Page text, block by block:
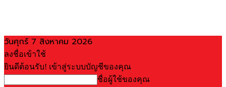
วันศุกร์ 7 สิงหาคม 2026
ลงชื่อเข้าใช้
ยินดีต้อนรับ! เข้าสู่ระบบบัญชีของคุณ
ชื่อผู้ใช้ของคุณ